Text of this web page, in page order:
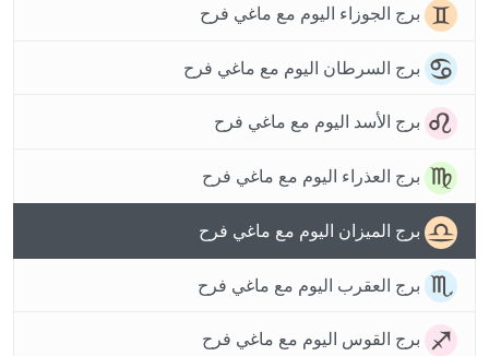
برج الجوزاء اليوم مع ماغي فرح
برج السرطان اليوم مع ماغي فرح
برج الأسد اليوم مع ماغي فرح
برج العذراء اليوم مع ماغي فرح
برج الميزان اليوم مع ماغي فرح
برج العقرب اليوم مع ماغي فرح
برج القوس اليوم مع ماغي فرح